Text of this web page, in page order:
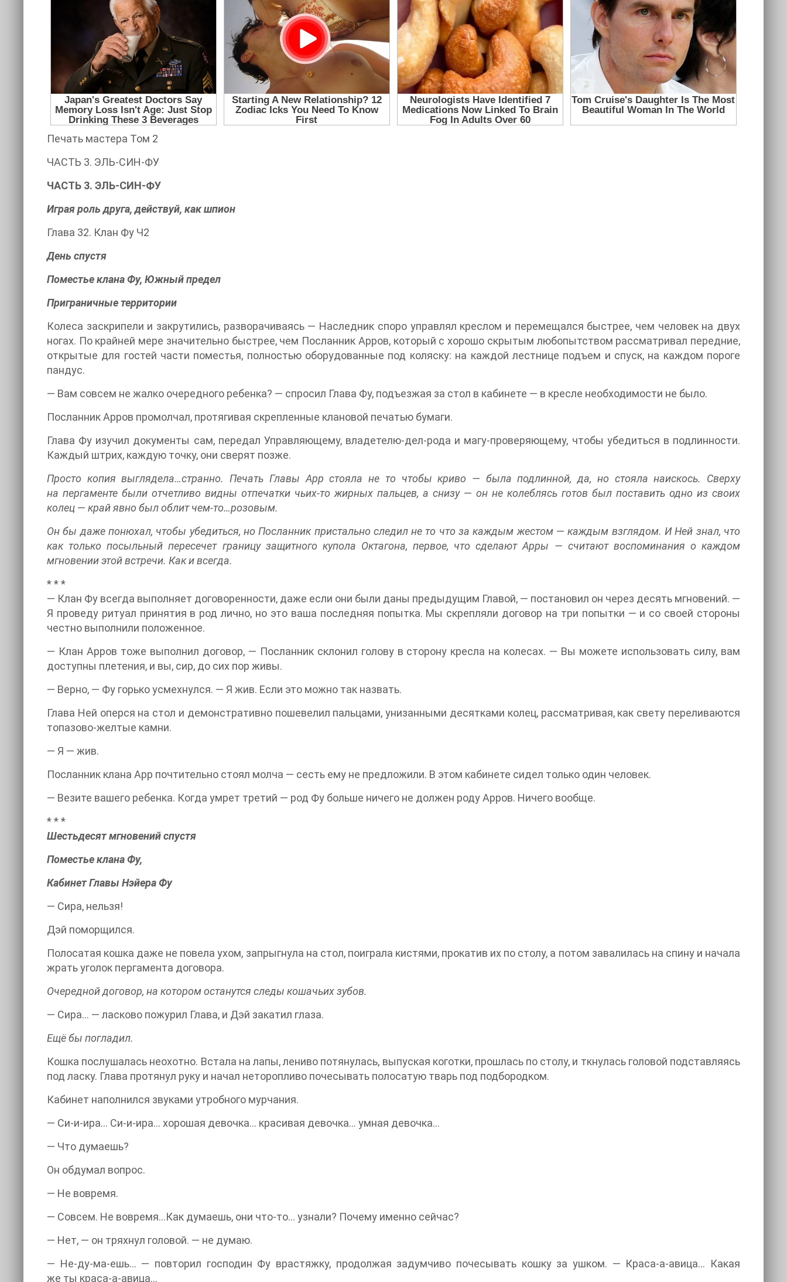
Печать мастера Том 2
ЧАСТЬ 3. ЭЛЬ-СИН-ФУ
ЧАСТЬ 3. ЭЛЬ-СИН-ФУ
Играя роль друга, действуй, как шпион
Глава 32. Клан Фу Ч2
День спустя
Поместье клана Фу, Южный предел
Приграничные территории
Колеса заскрипели и закрутились, разворачиваясь — Наследник споро управлял креслом и перемещался быстрее, чем человек на двух
ногах. По крайней мере значительно быстрее, чем Посланник Арров, который с хорошо скрытым любопытством рассматривал передние,
открытые для гостей части поместья, полностью оборудованные под коляску: на каждой лестнице подъем и спуск, на каждом пороге
пандус.
— Вам совсем не жалко очередного ребенка? — спросил Глава Фу, подъезжая за стол в кабинете — в кресле необходимости не было.
Посланник Арров промолчал, протягивая скрепленные клановой печатью бумаги.
Глава Фу изучил документы сам, передал Управляющему, владетелю-дел-рода и магу-проверяющему, чтобы убедиться в подлинности.
Каждый штрих, каждую точку, они сверят позже.
Просто копия выглядела…странно. Печать Главы Арр стояла не то чтобы криво — была подлинной, да, но стояла наискось. Сверху
на пергаменте были отчетливо видны отпечатки чьих-то жирных пальцев, а снизу— он не колеблясь готов был поставить одно из своих
колец — край явно был облит чем-то…розовым.
Он бы даже понюхал, чтобы убедиться, но Посланник пристально следил не то что за каждым жестом—каждым взглядом. И Ней знал, что
как только посыльный пересечет границу защитного купола Октагона, первое, что сделают Арры — считают воспоминания о каждом
мгновении этой встречи. Как и всегда.
* * *
— Клан Фу всегда выполняет договоренности, даже если они были даны предыдущим Главой, — постановил он через десять мгновений. —
Я проведу ритуал принятия в род лично, но это ваша последняя попытка. Мы скрепляли договор на три попытки — и со своей стороны
честно выполнили положенное.
— Клан Арров тоже выполнил договор, — Посланник склонил голову в сторону кресла на колесах. — Вы можете использовать силу, вам
доступны плетения, и вы, сир, до сих пор живы.
— Верно, — Фу горько усмехнулся. — Я жив. Если это можно так назвать.
Глава Ней оперся на стол и демонстративно пошевелил пальцами, унизанными десятками колец, рассматривая, как свету переливаются
топазово-желтые камни.
— Я — жив.
Посланник клана Арр почтительно стоял молча — сесть ему не предложили. В этом кабинете сидел только один человек.
— Везите вашего ребенка. Когда умрет третий — род Фу больше ничего не должен роду Арров. Ничего вообще.
* * *
Шестьдесят мгновений спустя
Поместье клана Фу,
Кабинет Главы Нэйера Фу
— Сира, нельзя!
Дэй поморщился.
Полосатая кошка даже не повела ухом, запрыгнула на стол, поиграла кистями, прокатив их по столу, а потом завалилась на спину и начала
жрать уголок пергамента договора.
Очередной договор, на котором останутся следы кошачьих зубов.
— Сира… — ласково пожурил Глава, и Дэй закатил глаза.
Ещё бы погладил.
Кошка послушалась неохотно. Встала на лапы, лениво потянулась, выпуская коготки, прошлась по столу, и ткнулась головой подставляясь
под ласку. Глава протянул руку и начал неторопливо почесывать полосатую тварь под подбородком.
Кабинет наполнился звуками утробного мурчания.
— Си-и-ира… Си-и-ира… хорошая девочка… красивая девочка… умная девочка…
— Что думаешь?
Он обдумал вопрос.
— Не вовремя.
— Совсем. Не вовремя…Как думаешь, они что-то… узнали? Почему именно сейчас?
— Нет, — он тряхнул головой. — не думаю.
— Не-ду-ма-ешь… — повторил господин Фу врастяжку, продолжая задумчиво почесывать кошку за ушком. — Краса-а-авица… Какая
же ты краса-а-авица…